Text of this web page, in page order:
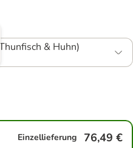
& Huhn)
Einzellieferung 76,49 €